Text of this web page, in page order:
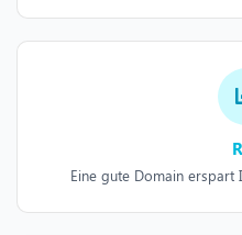
Eine gute Domain erspart